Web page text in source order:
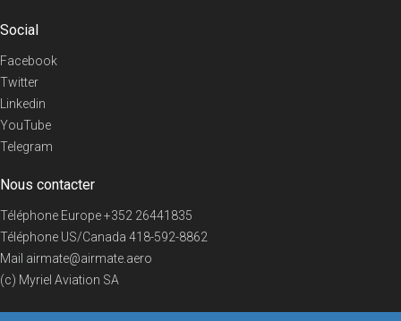
Social
Facebook
Twitter
Linkedin
YouTube
Telegram
Nous contacter
Téléphone Europe+352 26441835
Téléphone US/Canada 418-592-8862
Mail airmate@airmate.aero
(c) Myriel Aviation SA